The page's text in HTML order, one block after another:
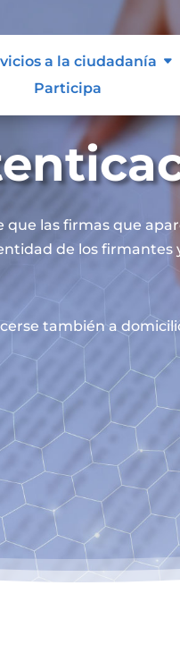
a la ciudadanía
Participa
que las firmas que
de los
también a